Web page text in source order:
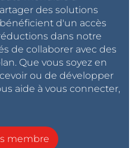
des solutions
d'un accès
dans notre
de collaborer avec des
Que vous soyez en
ou de développer
aide à vous connecter,
membre